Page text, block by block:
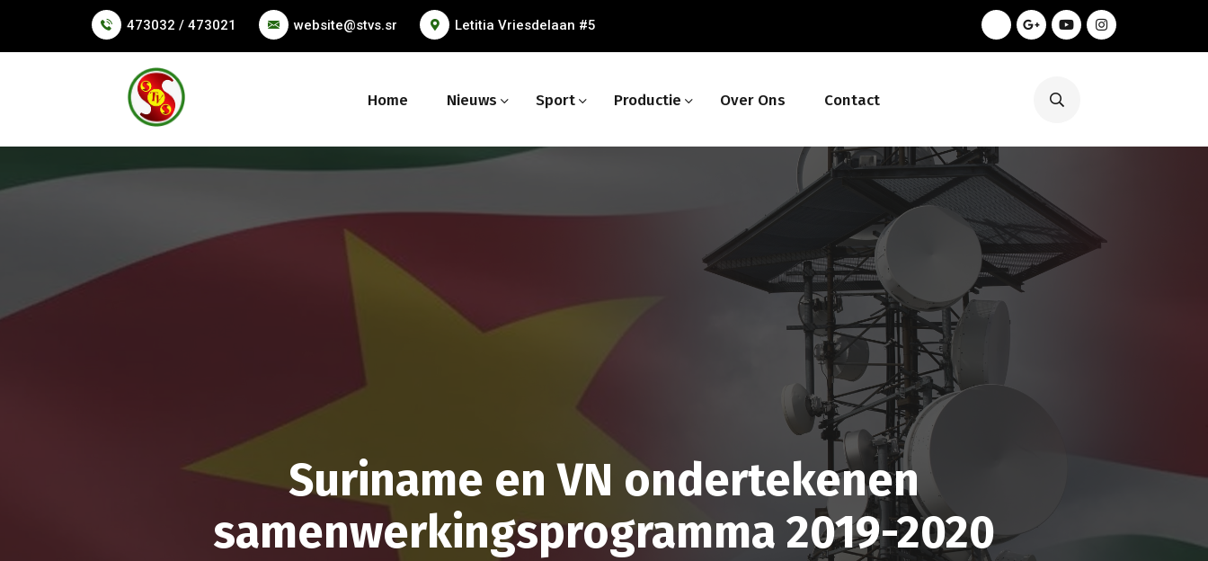
473032 / 473021 website@stvs.sr Letitia Vriesdelaan #5
Home Nieuws Sport Productie Over Ons Contact
Suriname en VN ondertekenen
samenwerkingsprogramma 2019-2020